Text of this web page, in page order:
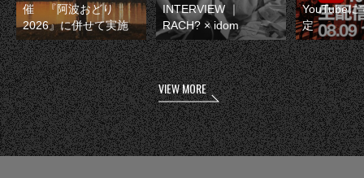
催 『阿波おどり
2026』に併せて実施
INTERVIEW ｜
RACH? × idom
YouTubeに
定
VIEW MORE